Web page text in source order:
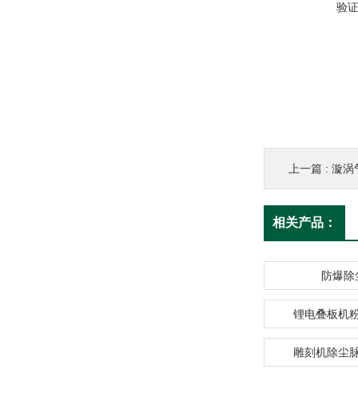
验
上一篇 : 漩涡
相关产品：
防爆除
锂电叠板机
雕刻机除尘